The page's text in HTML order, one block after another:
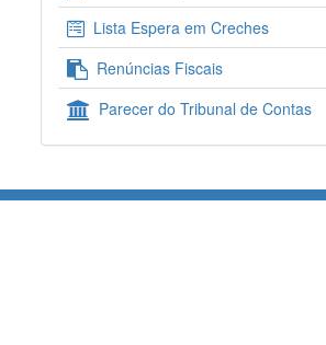
Lista Espera em Creches
Renúncias Fiscais
Parecer do Tribunal de Contas